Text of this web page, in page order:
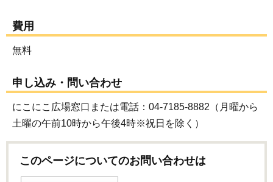
費用
無料
申し込み・問い合わせ
にこにこ広場窓口または電話：04-7185-8882（月曜から
土曜の午前10時から午後4時※祝日を除く）
このページについてのお問い合わせは